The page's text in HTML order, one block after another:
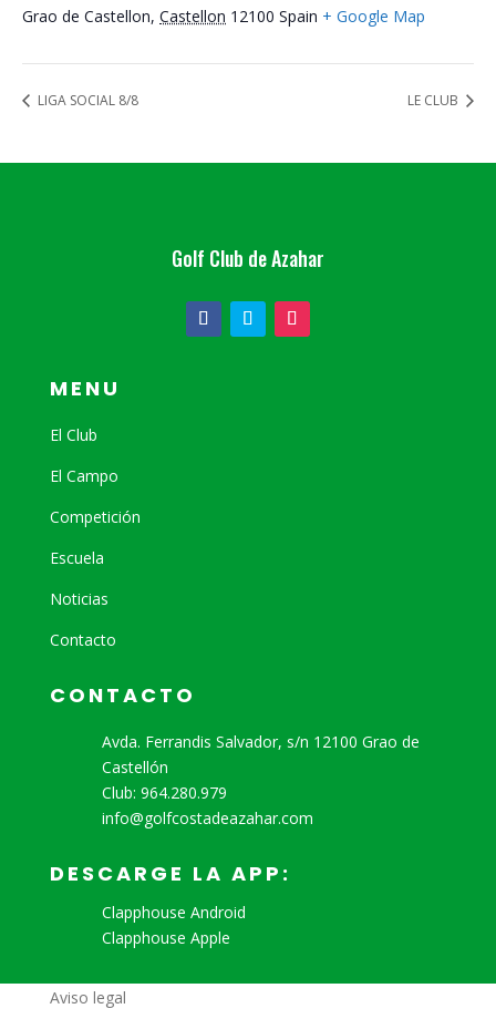
Grao de Castellon, Castellon 12100 Spain + Google Map
LIGA SOCIAL 8/8 LE CLUB
Golf Club de Azahar
MENU
El Club
El Campo
Competición
Escuela
Noticias
Contacto
CONTACTO
Avda. Ferrandis Salvador, s/n 12100 Grao de
Castellón
Club: 964.280.979
info@golfcostadeazahar.com
DESCARGE LA APP:
Clapphouse Android
Clapphouse Apple
Aviso legal